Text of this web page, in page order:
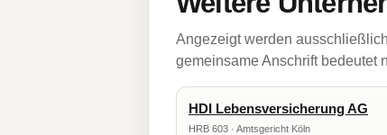
Angezeigt werden
gemeinsame Anschrift bedeutet
HDI Lebensversicherung AG
HRB 603 · Amtsgericht Köln